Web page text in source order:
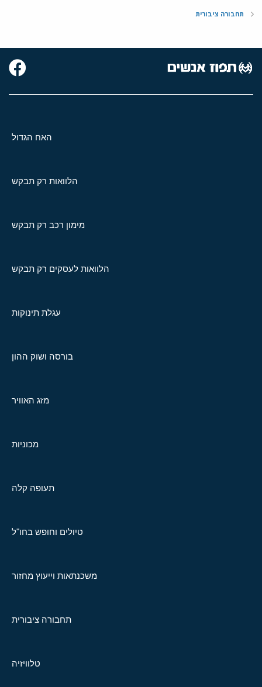
תחבורה ציבורית
האח הגדול
הלוואות רק תבקש
מימון רכב רק תבקש
הלוואות לעסקים רק תבקש
עגלת תינוקות
בורסה ושוק ההון
מזג האוויר
מכוניות
תעופה קלה
טיולים וחופש בחו"ל
משכנתאות וייעוץ מחזור
תחבורה ציבורית
טלוויזיה